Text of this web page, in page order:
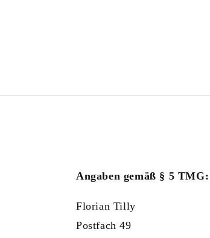
Angaben gemäß § 5 TMG:
Florian Tilly
Postfach 49